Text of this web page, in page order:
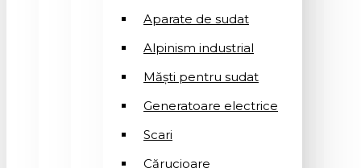
Aparate de sudat
Alpinism industrial
Măști pentru sudat
Generatoare electrice
Scari
Cărucioare